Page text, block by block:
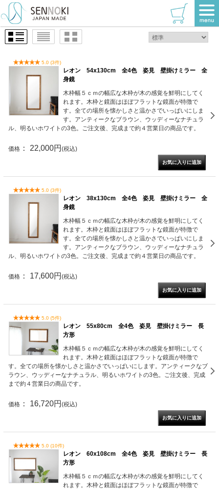
TOP >
5.0 (3件)
レオン 54x130cm 全4色 姿見 壁掛けミラー 全
身鏡
木枠幅５ｃｍの幅広な木枠が木の感覚を鮮明にしてく
れます。木枠と鏡面はほぼフラットな鏡面が特徴で
す。全ての場所を懐かしさと温かさでいっぱいにしま
す。アンティークなブラウン、ウッディーなナチュラ
ル、明るいホワイトの3色。ご注文後、完成まで約４営業日の商品です。
価格 ： 22,000円 (税込)
5.0 (3件)
レオン 38x130cm 全4色 姿見 壁掛けミラー 全
身鏡
木枠幅５ｃｍの幅広な木枠が木の感覚を鮮明にしてく
れます。木枠と鏡面はほぼフラットな鏡面が特徴で
す。全ての場所を懐かしさと温かさでいっぱいにしま
す。アンティークなブラウン、ウッディーなナチュラ
ル、明るいホワイトの3色。ご注文後、完成まで約４営業日の商品です。
価格 ： 17,600円 (税込)
5.0 (5件)
レオン 55x80cm 全4色 姿見 壁掛けミラー 長
方形
木枠幅５ｃｍの幅広な木枠が木の感覚を鮮明にしてく
れます。木枠と鏡面はほぼフラットな鏡面が特徴で
す。全ての場所を懐かしさと温かさでいっぱいにします。アンティークなブ
ラウン、ウッディーなナチュラル、明るいホワイトの3色。ご注文後、完成
まで約４営業日の商品です。
価格 ： 16,720円 (税込)
5.0 (10件)
レオン 60x108cm 全4色 姿見 壁掛けミラー 長
方形
木枠幅５ｃｍの幅広な木枠が木の感覚を鮮明にしてく
れます。木枠と鏡面はほぼフラットな鏡面が特徴で